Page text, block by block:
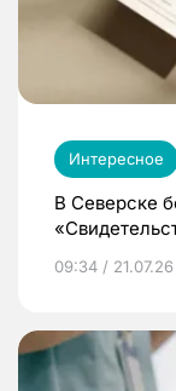
Интересное
В Северске
09:34 / 21.07.26